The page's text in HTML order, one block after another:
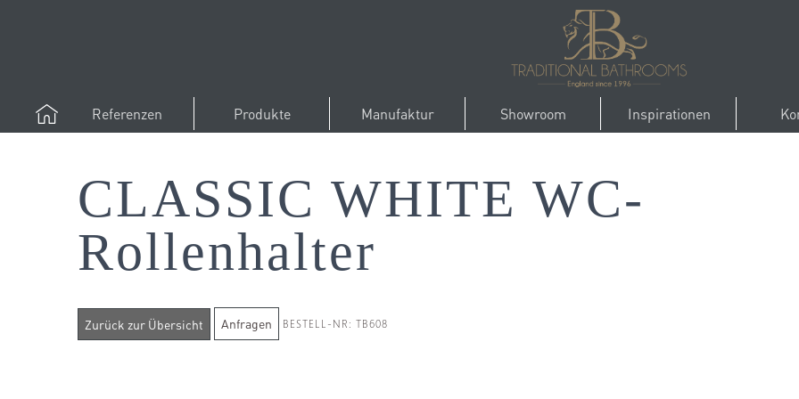
Referenzen Produkte Manufaktur Showroom Inspirationen
CLASSIC WHITE WC-
Rollenhalter
Anfragen BESTELL-NR: TB608